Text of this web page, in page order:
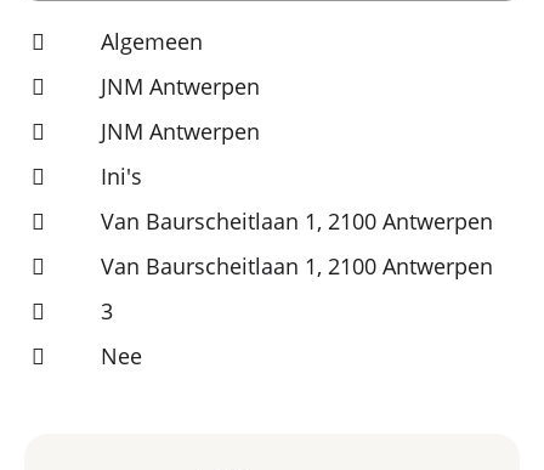
Algemeen
JNM Antwerpen
JNM Antwerpen
Ini's
Van Baurscheitlaan 1, 2100 Antwerpen
Van Baurscheitlaan 1, 2100 Antwerpen
3
Nee